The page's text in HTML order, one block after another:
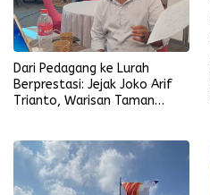
Dari Pedagang ke Lurah
Berprestasi: Jejak Joko Arif
Trianto, Warisan Taman